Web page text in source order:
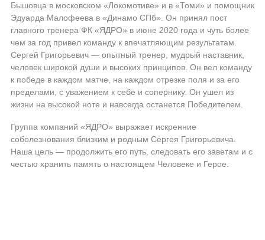
Бышовца в московском «Локомотиве» и в «Томи» и помощник
Эдуарда Малофеева в «Динамо СПб». Он принял пост
главного тренера ФК «ЯДРО» в июне 2020 года и чуть более
чем за год привел команду к впечатляющим результатам.
Сергей Григорьевич — опытный тренер, мудрый наставник,
человек широкой души и высоких принципов. Он вел команду
к победе в каждом матче, на каждом отрезке поля и за его
пределами, с уважением к себе и сопернику. Он ушел из
жизни на высокой ноте и навсегда останется Победителем.
Группа компаний «ЯДРО» выражает искренние
соболезнования близким и родным Сергея Григорьевича.
Наша цель — продолжить его путь, следовать его заветам и с
честью хранить память о настоящем Человеке и Герое.